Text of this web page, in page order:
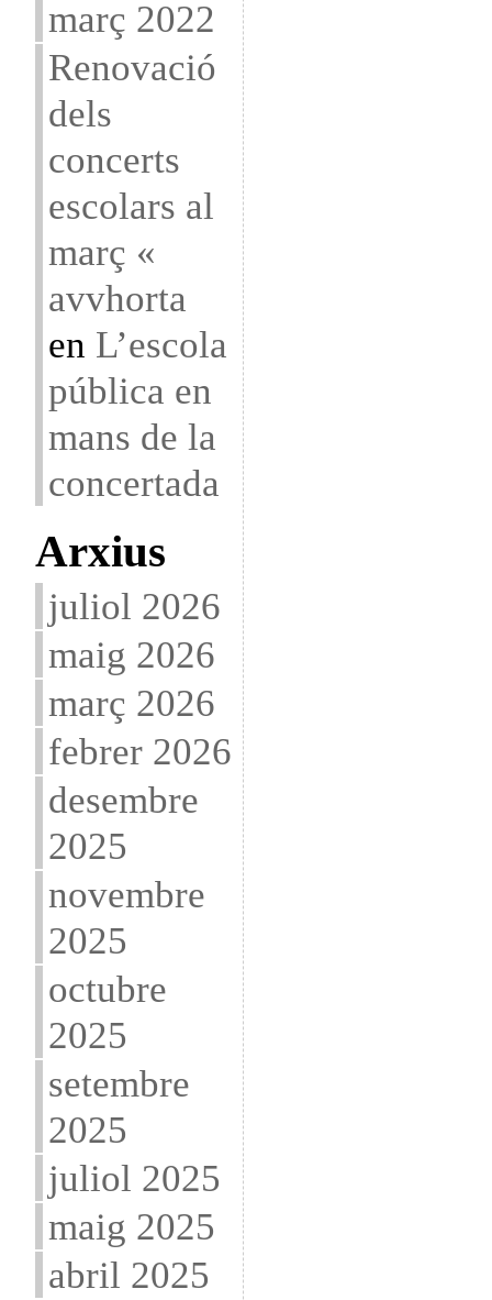
març 2022
Renovació
dels
concerts
escolars al
març «
avvhorta
en L’escola
pública en
mans de la
concertada
Arxius
juliol 2026
maig 2026
març 2026
febrer 2026
desembre
2025
novembre
2025
octubre
2025
setembre
2025
juliol 2025
maig 2025
abril 2025